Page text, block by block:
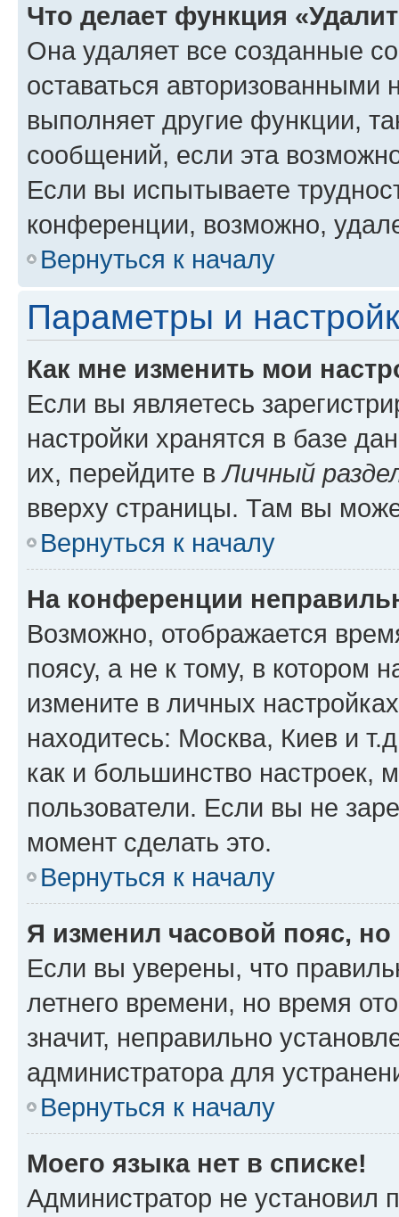
Что делает функция
Она удаляет все созданные
оставаться авторизованными
выполняет другие функции,
сообщений, если эта
Если вы испытываете
конференции, возможно,
Вернуться к началу
Параметры и
Как мне изменить мои
Если вы являетесь
настройки хранятся в базе
их, перейдите вЛичный
вверху страницы. Там вы
Вернуться к началу
На конференции
Возможно, отображается
поясу, а не к тому, в котором
измените в личных
находитесь: Москва, Киев и
как и большинство настроек,
пользователи. Если вы не
момент сделать это.
Вернуться к началу
Я изменил часовой пояс,
Если вы уверены, что
летнего времени, но время
значит, неправильно
администратора для
Вернуться к началу
Моего языка нет в списке!
Администратор не установил